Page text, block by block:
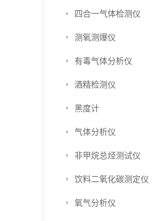
四合一气体检测仪
测氧测爆仪
有毒气体分析仪
酒精检测仪
黑度计
气体分析仪
非甲烷总烃测试仪
饮料二氧化碳测定仪
氧气分析仪